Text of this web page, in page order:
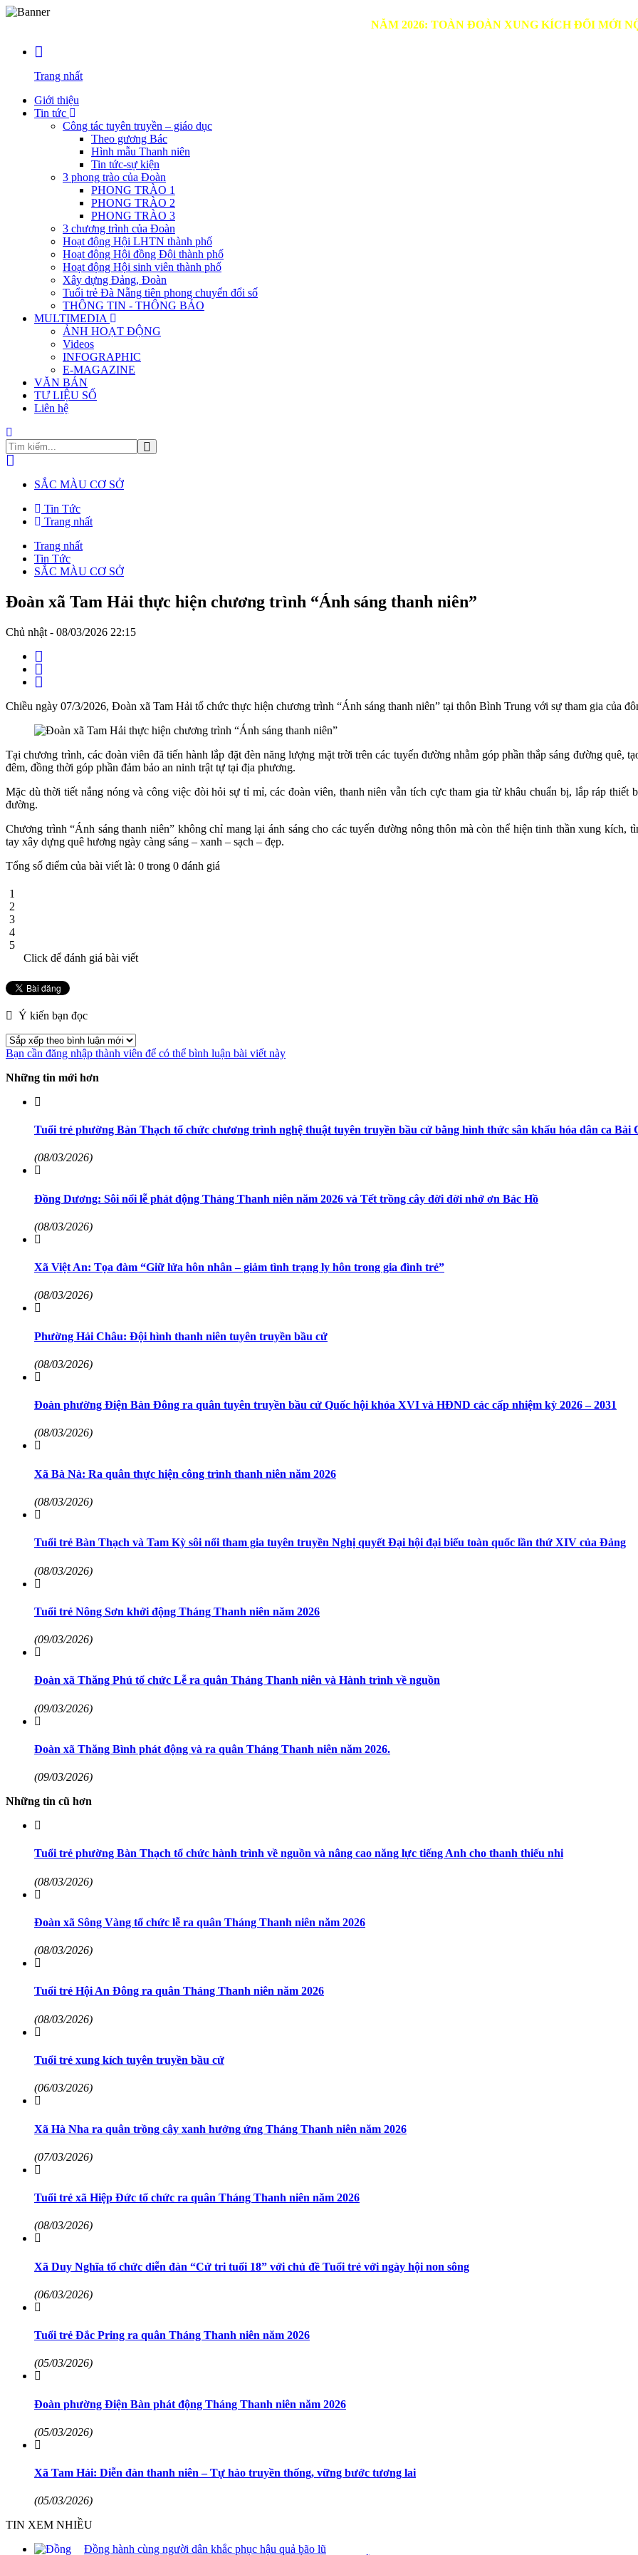
NĂM 2026: TOÀN ĐOÀN XUNG KÍCH ĐỔI MỚI NỘI DUNG,
Trang nhất
Giới thiệu
Tin tức
Công tác tuyên truyền – giáo dục
Theo gương Bác
Hình mẫu Thanh niên
Tin tức-sự kiện
3 phong trào của Đoàn
PHONG TRÀO 1
PHONG TRÀO 2
PHONG TRÀO 3
3 chương trình của Đoàn
Hoạt động Hội LHTN thành phố
Hoạt động Hội đồng Đội thành phố
Hoạt động Hội sinh viên thành phố
Xây dựng Đảng, Đoàn
Tuổi trẻ Đà Nẵng tiên phong chuyển đổi số
THÔNG TIN - THÔNG BÁO
MULTIMEDIA
ẢNH HOẠT ĐỘNG
Videos
INFOGRAPHIC
E-MAGAZINE
VĂN BẢN
TƯ LIỆU SỐ
Liên hệ
SẮC MÀU CƠ SỞ
Tin Tức
Trang nhất
Trang nhất
Tin Tức
SẮC MÀU CƠ SỞ
Đoàn xã Tam Hải thực hiện chương trình “Ánh sáng thanh niên”
Chủ nhật - 08/03/2026 22:15
Chiều ngày 07/3/2026, Đoàn xã Tam Hải tổ chức thực hiện chương trình “Ánh sáng thanh niên” tại thôn Bình Trung với sự tham gia của
Tại chương trình, các đoàn viên đã tiến hành lắp đặt đèn năng lượng mặt trời trên các tuyến đường nhằm góp phần thắp sáng đường quê,
đêm, đồng thời góp phần đảm bảo an ninh trật tự tại địa phương.
Mặc dù thời tiết nắng nóng và công việc đòi hỏi sự tỉ mỉ, các đoàn viên, thanh niên vẫn tích cực tham gia từ khâu chuẩn bị, lắp ráp thiết
đường.
Chương trình “Ánh sáng thanh niên” không chỉ mang lại ánh sáng cho các tuyến đường nông thôn mà còn thể hiện tinh thần xung kích,
tay xây dựng quê hương ngày càng sáng – xanh – sạch – đẹp.
Tổng số điểm của bài viết là: 0 trong 0 đánh giá
1
2
3
4
5
Click để đánh giá bài viết
Ý kiến bạn đọc
Bạn cần đăng nhập thành viên để có thể bình luận bài viết này
Những tin mới hơn
Tuổi trẻ phường Bàn Thạch tổ chức chương trình nghệ thuật tuyên truyền bầu cử bằng hình thức sân khấu hóa dân ca Bài
(08/03/2026)
Đồng Dương: Sôi nổi lễ phát động Tháng Thanh niên năm 2026 và Tết trồng cây đời đời nhớ ơn Bác Hồ
(08/03/2026)
Xã Việt An: Tọa đàm “Giữ lửa hôn nhân – giảm tình trạng ly hôn trong gia đình trẻ”
(08/03/2026)
Phường Hải Châu: Đội hình thanh niên tuyên truyền bầu cử
(08/03/2026)
Đoàn phường Điện Bàn Đông ra quân tuyên truyền bầu cử Quốc hội khóa XVI và HĐND các cấp nhiệm kỳ 2026 – 2031
(08/03/2026)
Xã Bà Nà: Ra quân thực hiện công trình thanh niên năm 2026
(08/03/2026)
Tuổi trẻ Bàn Thạch và Tam Kỳ sôi nổi tham gia tuyên truyền Nghị quyết Đại hội đại biểu toàn quốc lần thứ XIV của Đảng
(08/03/2026)
Tuổi trẻ Nông Sơn khởi động Tháng Thanh niên năm 2026
(09/03/2026)
Đoàn xã Thăng Phú tổ chức Lễ ra quân Tháng Thanh niên và Hành trình về nguồn
(09/03/2026)
Đoàn xã Thăng Bình phát động và ra quân Tháng Thanh niên năm 2026.
(09/03/2026)
Những tin cũ hơn
Tuổi trẻ phường Bàn Thạch tổ chức hành trình về nguồn và nâng cao năng lực tiếng Anh cho thanh thiếu nhi
(08/03/2026)
Đoàn xã Sông Vàng tổ chức lễ ra quân Tháng Thanh niên năm 2026
(08/03/2026)
Tuổi trẻ Hội An Đông ra quân Tháng Thanh niên năm 2026
(08/03/2026)
Tuổi trẻ xung kích tuyên truyền bầu cử
(06/03/2026)
Xã Hà Nha ra quân trồng cây xanh hưởng ứng Tháng Thanh niên năm 2026
(07/03/2026)
Tuổi trẻ xã Hiệp Đức tổ chức ra quân Tháng Thanh niên năm 2026
(08/03/2026)
Xã Duy Nghĩa tổ chức diễn đàn “Cử tri tuổi 18” với chủ đề Tuổi trẻ với ngày hội non sông
(06/03/2026)
Tuổi trẻ Đắc Pring ra quân Tháng Thanh niên năm 2026
(05/03/2026)
Đoàn phường Điện Bàn phát động Tháng Thanh niên năm 2026
(05/03/2026)
Xã Tam Hải: Diễn đàn thanh niên – Tự hào truyền thống, vững bước tương lai
(05/03/2026)
TIN XEM NHIỀU
Đồng hành cùng người dân khắc phục hậu quả bão lũ